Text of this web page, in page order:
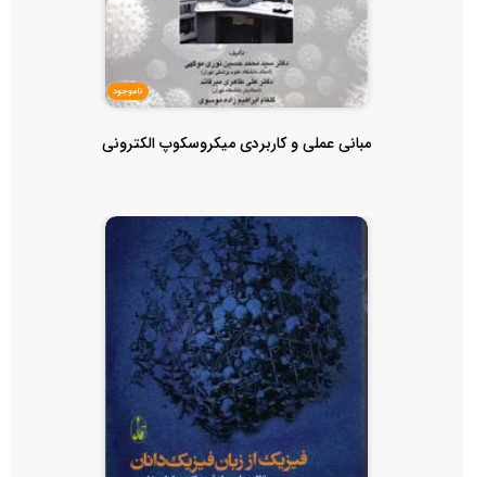
ناموجود
مبانی عملی و کاربردی میکروسکوپ الکترونی